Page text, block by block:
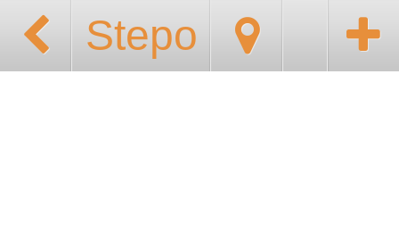
Stepo